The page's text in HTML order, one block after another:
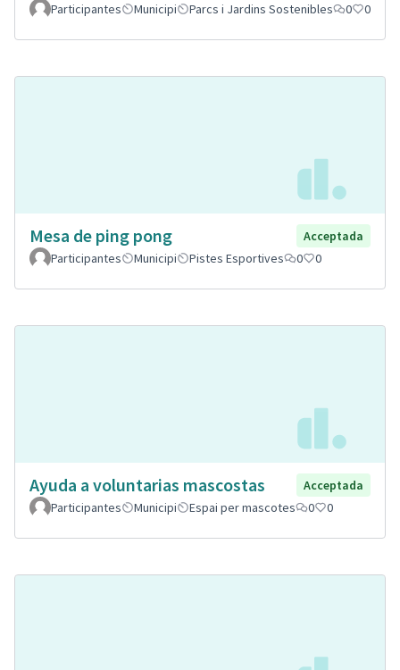
Participantes Municipi Parcs i Jardins Sostenibles 0 0
Mesa de ping pong
Acceptada
Participantes
Municipi Pistes Esportives 0 0
Ayuda a voluntarias mascostas
Acceptada
Participantes
Municipi Espai per mascotes 0 0